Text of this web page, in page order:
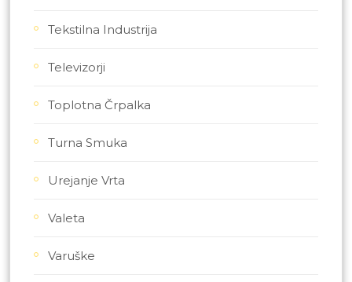
Tekstilna Industrija
Televizorji
Toplotna Črpalka
Turna Smuka
Urejanje Vrta
Valeta
Varuške